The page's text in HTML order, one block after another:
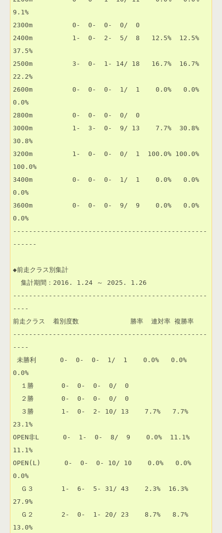
9.1%
2300m          0-  0-  0-  0/  0
2400m          1-  0-  2-  5/  8   12.5%  12.5%
37.5%
2500m          3-  0-  1- 14/ 18   16.7%  16.7%
22.2%
2600m          0-  0-  0-  1/  1    0.0%   0.0%
0.0%
2800m          0-  0-  0-  0/  0
3000m          1-  3-  0-  9/ 13    7.7%  30.8%
30.8%
3200m          1-  0-  0-  0/  1  100.0% 100.0%
100.0%
3400m          0-  0-  0-  1/  1    0.0%   0.0%
0.0%
3600m          0-  0-  0-  9/  9    0.0%   0.0%
0.0%
-------------------------------------------------
------
◆前走クラス別集計
-------------------------------------------------
----
前走クラス  着別度数             勝率  連対率 複勝率
-------------------------------------------------
----
0.0%
23.1%
OPEN非L      0-  1-  0-  8/  9    0.0%  11.1%
11.1%
OPEN(L)      0-  0-  0- 10/ 10    0.0%   0.0%
0.0%
27.9%
13.0%